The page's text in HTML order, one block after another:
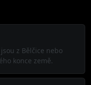
z Bělčice nebo
konce země.